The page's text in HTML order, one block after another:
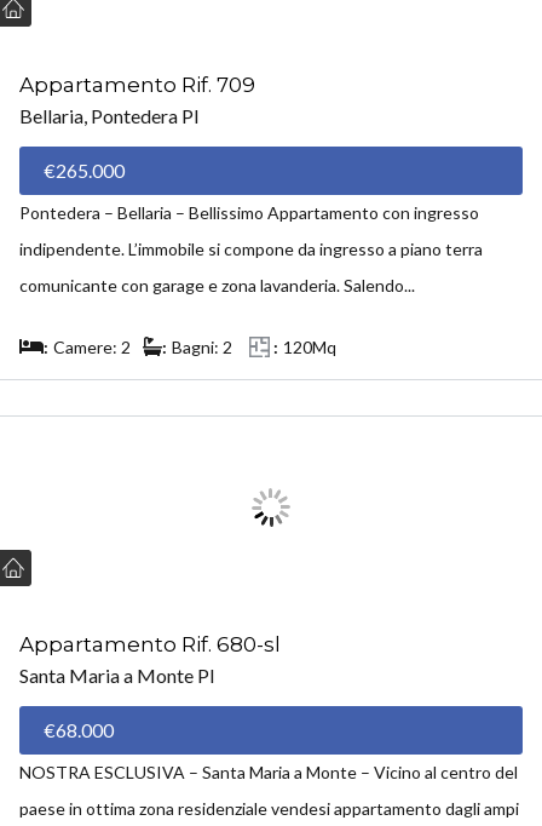
Appartamento Rif. 709
Bellaria, Pontedera PI
€265.000
Pontedera – Bellaria – Bellissimo Appartamento con ingresso
indipendente. L’immobile si compone da ingresso a piano terra
comunicante con garage e zona lavanderia. Salendo...
Camere: 2 Bagni: 2 120Mq
Appartamento Rif. 680-sl
Santa Maria a Monte PI
€68.000
NOSTRA ESCLUSIVA – Santa Maria a Monte – Vicino al centro del
paese in ottima zona residenziale vendesi appartamento dagli ampi